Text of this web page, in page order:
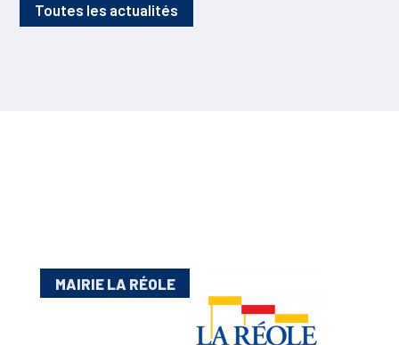
Toutes les actualités
MAIRIE LA RÉOLE